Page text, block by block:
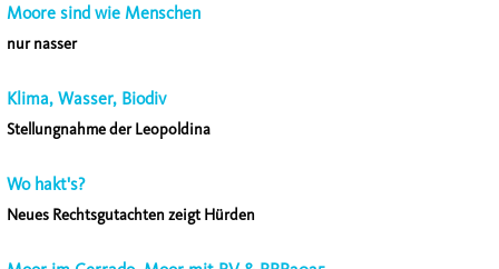
Moore sind wie Menschen
nur nasser
Klima, Wasser, Biodiv
Stellungnahme der Leopoldina
Wo hakt's?
Neues Rechtsgutachten zeigt Hürden